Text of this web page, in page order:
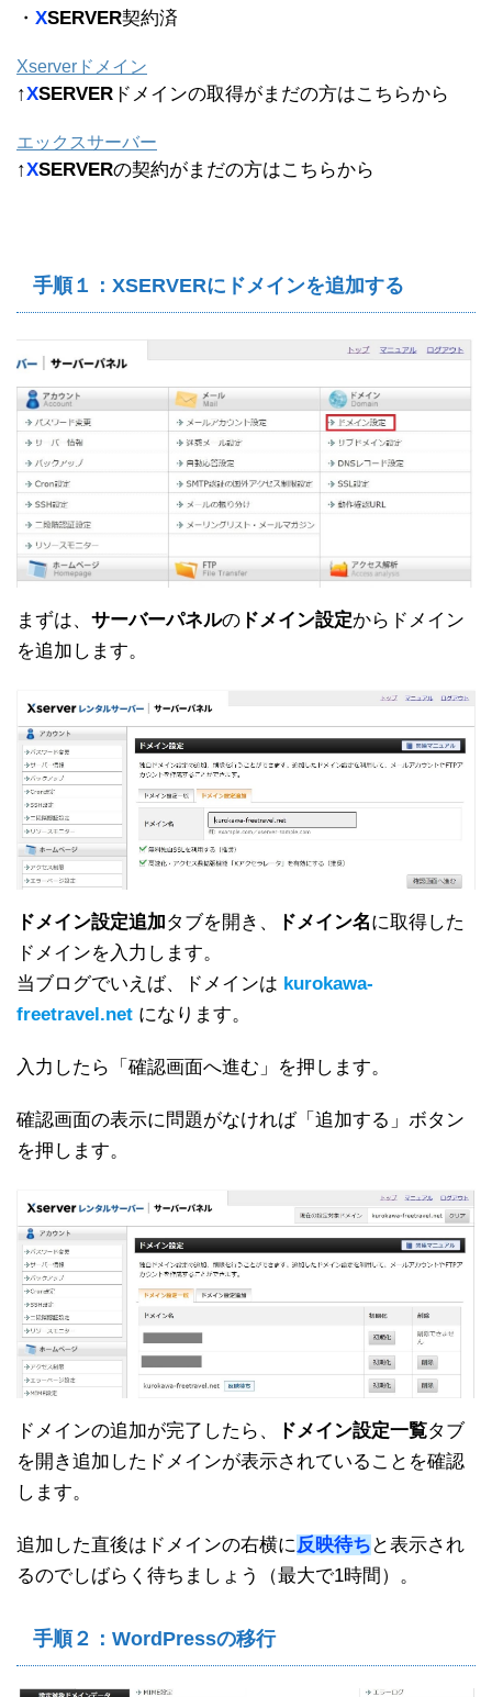
・ XSERVER契約済
Xserverドメイン
↑XSERVER ドメインの取得がまだの方はこちらから
エックスサーバー
↑XSERVERの契約がまだの方はこちらから
手順１：XSERVERにドメインを追加する
まずは、 サーバーパネルの ドメイン設定からドメイン
を追加します。
ドメイン設定追加タブを開き、 ドメイン名に取得した
ドメインを入力します。
当ブログでいえば、ドメインは kurokawa-
freetravel.net になります。
入力したら「確認画面へ進む」を押します。
確認画面の表示に問題がなければ「追加する」ボタン
を押します。
ドメインの追加が完了したら、 ドメイン設定一覧タブ
を開き追加したドメインが表示されていることを確認
します。
追加した直後はドメインの右横に反映待ち と表示され
るのでしばらく待ちましょう（最大で1時間）。
手順２：WordPressの移行